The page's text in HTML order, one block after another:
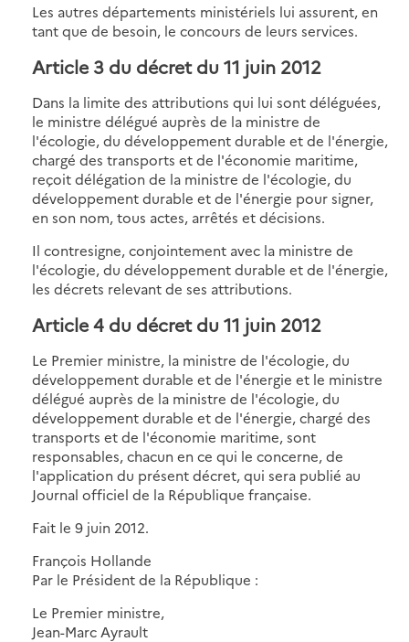
Les autres départements ministériels lui assurent, en
tant que de besoin, le concours de leurs services.
Article 3 du décret du 11 juin 2012
Dans la limite des attributions qui lui sont déléguées,
le ministre délégué auprès de la ministre de
l'écologie, du développement durable et de l'énergie,
chargé des transports et de l'économie maritime,
reçoit délégation de la ministre de l'écologie, du
développement durable et de l'énergie pour signer,
en son nom, tous actes, arrêtés et décisions.
Il contresigne, conjointement avec la ministre de
l'écologie, du développement durable et de l'énergie,
les décrets relevant de ses attributions.
Article 4 du décret du 11 juin 2012
Le Premier ministre, la ministre de l'écologie, du
développement durable et de l'énergie et le ministre
délégué auprès de la ministre de l'écologie, du
développement durable et de l'énergie, chargé des
transports et de l'économie maritime, sont
responsables, chacun en ce qui le concerne, de
l'application du présent décret, qui sera publié au
Journal officiel de la République française.
Fait le 9 juin 2012.
François Hollande
Par le Président de la République :
Le Premier ministre,
Jean-Marc Ayrault